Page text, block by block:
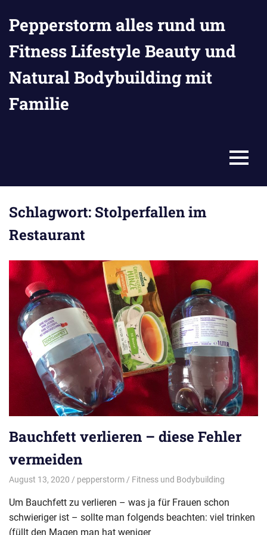
Inhalt
springen
Pepperstorm alles rund um
Fitness Lifestyle Beauty und
Natural Bodybuilding mit
Familie
MENU
Schlagwort: Stolperfallen im
Restaurant
Bauchfett verlieren – diese Fehler
vermeiden
August 13, 2020 pepperstorm Fitness und Bodybuilding
Um Bauchfett zu verlieren – was ja für Frauen schon
schwieriger ist – sollte man folgends beachten: viel trinken
(füllt den Magen man hat weniger